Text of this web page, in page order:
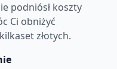
podniósł koszty
Ci obniżyć
złotych.